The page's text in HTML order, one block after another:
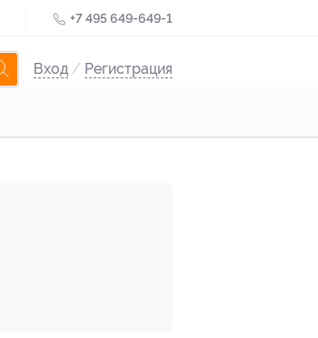
+7 495 649-649-1
Вход / Регистрация